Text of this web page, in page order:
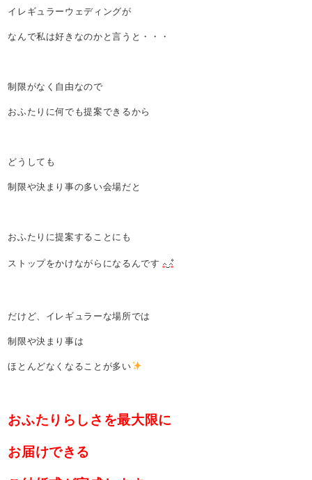
イレギュラーウェディングが
なんで私は好きなのかと言うと・・・
制限がなく自由なので
おふたりに何でも提案できるから
どうしても
制限や決まり事の多い会場だと
おふたりに提案することにも
ストップをかけながらになるんです
だけど、イレギュラーな場所では
制限や決まり事は
ほとんどなくなることが多い
おふたりらしさを最大限に
お届けできる